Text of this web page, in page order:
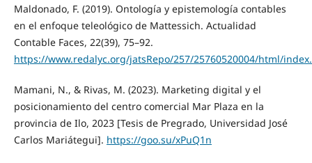
Maldonado, F. (2019). Ontología y epistemología contables
en el enfoque teleológico de Mattessich. Actualidad
Contable Faces, 22(39), 75–92.
https://www.redalyc.org/jatsRepo/257/25760520004/html/
Mamani, N., & Rivas, M. (2023). Marketing digital y el
posicionamiento del centro comercial Mar Plaza en la
provincia de Ilo, 2023 [Tesis de Pregrado, Universidad José
Carlos Mariátegui]. https://goo.su/xPuQ1n